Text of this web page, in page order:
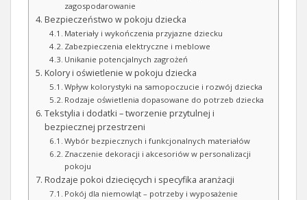
zagospodarowanie
Bezpieczeństwo w pokoju dziecka
Materiały i wykończenia przyjazne dziecku
Zabezpieczenia elektryczne i meblowe
Unikanie potencjalnych zagrożeń
Kolory i oświetlenie w pokoju dziecka
Wpływ kolorystyki na samopoczucie i rozwój dziecka
Rodzaje oświetlenia dopasowane do potrzeb dziecka
Tekstylia i dodatki – tworzenie przytulnej i
bezpiecznej przestrzeni
Wybór bezpiecznych i funkcjonalnych materiałów
Znaczenie dekoracji i akcesoriów w personalizacji
pokoju
Rodzaje pokoi dziecięcych i specyfika aranżacji
Pokój dla niemowląt – potrzeby i wyposażenie